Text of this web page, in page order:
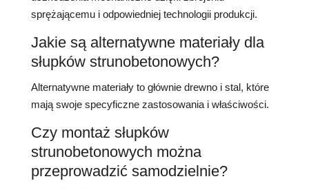
sprężającemu i odpowiedniej technologii produkcji.
Jakie są alternatywne materiały dla
słupków strunobetonowych?
Alternatywne materiały to głównie drewno i stal, które
mają swoje specyficzne zastosowania i właściwości.
Czy montaż słupków
strunobetonowych można
przeprowadzić samodzielnie?